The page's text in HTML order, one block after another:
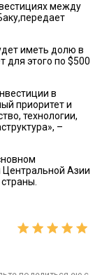
между
иметь долю в
для этого по $500
в
приоритет и
технологии,
–
Азии